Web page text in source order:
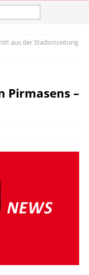
aus der Stadionzeitung
Pirmasens –